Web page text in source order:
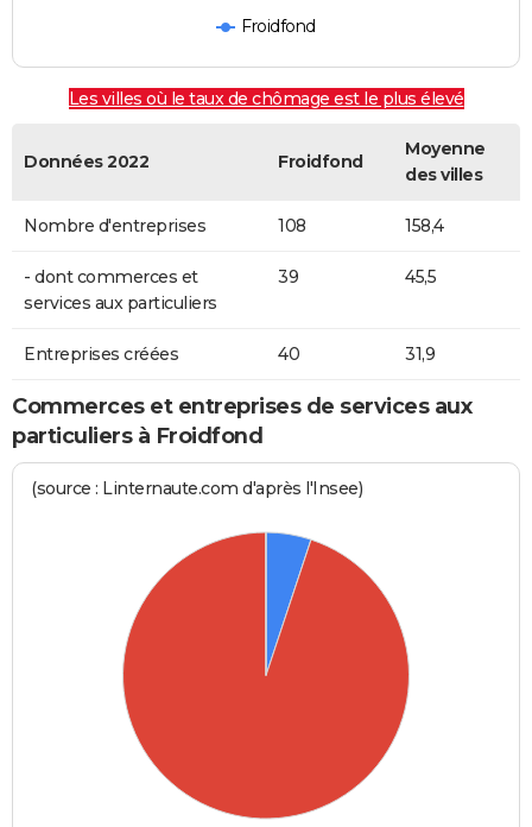
Froidfond
Les villes où le taux de chômage est le plus élevé
Données 2022 Froidfond
Moyenne
des villes
Nombre d'entreprises 108 158,4
- dont commerces et
services aux particuliers
39 45,5
Entreprises créées 40 31,9
Commerces et entreprises de services aux
particuliers à Froidfond
(source : Linternaute.com d'après l'Insee)